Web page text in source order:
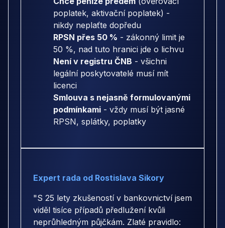
poplatek, aktivační poplatek) -
nikdy neplaťte dopředu
RPSN přes 50 % - zákonný limit je
50 %, nad tuto hranici jde o lichvu
Není v registru ČNB - všichni
legální poskytovatelé musí mít
licenci
Smlouva s nejasně formulovanými
podmínkami - vždy musí být jasné
RPSN, splátky, poplatky
Expert rada od Rostislava Sikory
"S 25 lety zkušeností v bankovnictví jsem
viděl tisíce případů předlužení kvůli
neprůhledným půjčkám. Zlaté pravidlo: